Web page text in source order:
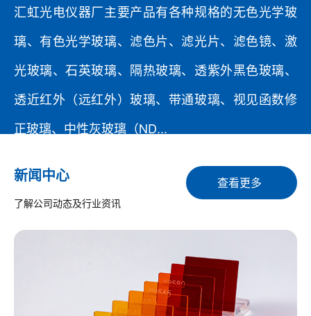
汇虹光电仪器厂主要产品有各种规格的无色光学玻
璃、有色光学玻璃、滤色片、滤光片、滤色镜、激
光玻璃、石英玻璃、隔热玻璃、透紫外黑色玻璃、
透近红外（远红外）玻璃、带通玻璃、视见函数修
正玻璃、中性灰玻璃（ND...
新闻中心
了解公司动态及行业资讯
查看更多